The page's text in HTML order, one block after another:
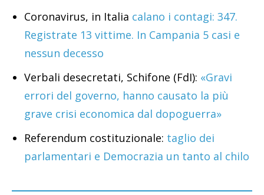
Coronavirus, in Italia calano i contagi: 347.
Registrate 13 vittime. In Campania 5 casi e
nessun decesso
Verbali desecretati, Schifone (FdI): «Gravi
errori del governo, hanno causato la più
grave crisi economica dal dopoguerra»
Referendum costituzionale: taglio dei
parlamentari e Democrazia un tanto al chilo